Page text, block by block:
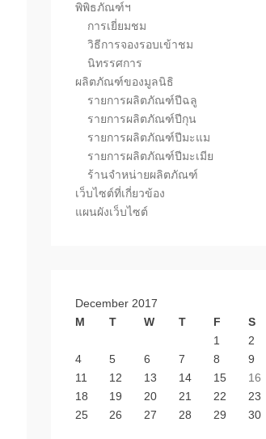
พิพิธภัณฑ์ฯ
การเยี่ยมชม
วิธีการจองรอบเข้าชม
นิทรรศการ
ผลิตภัณฑ์ของมูลนิธิ
รายการผลิตภัณฑ์ปีฉลู
รายการผลิตภัณฑ์ปีกุน
รายการผลิตภัณฑ์ปีมะแม
รายการผลิตภัณฑ์ปีมะเมีย
ร้านจำหน่ายผลิตภัณฑ์
เว็บไซต์ที่เกี่ยวข้อง
แผนผังเว็บไซต์
December 2017
M
T W T F S
1
2
4
5 6 7 8 9
11
12 13 14 15 16
18
19 20 21 22 23
25
26 27 28 29 30